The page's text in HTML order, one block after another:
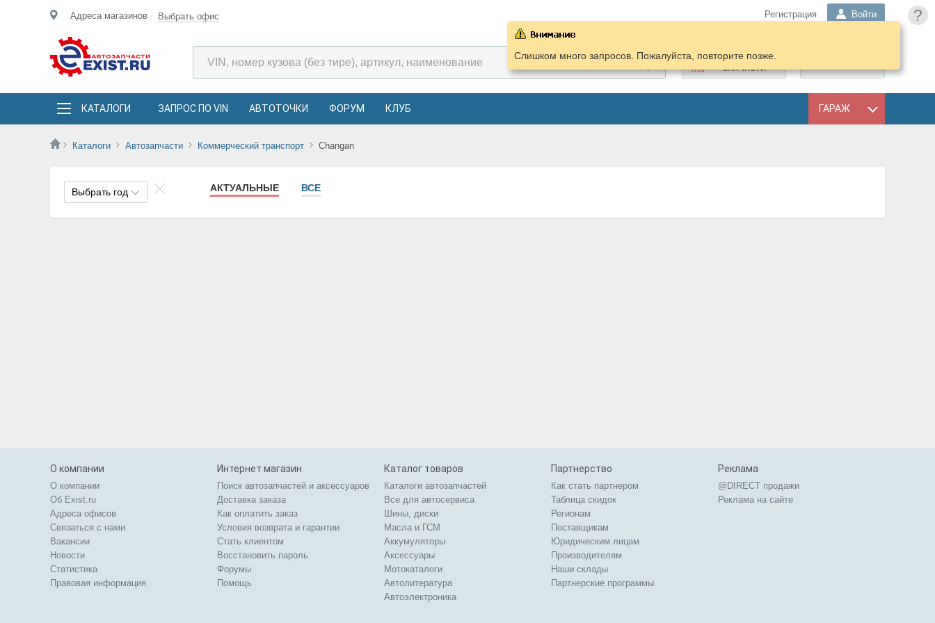
?
Адреса магазинов Выбрать офис Регистрация Войти
ПОДОБРАТЬ
ЗАПЧАСТИ
КАТАЛОГИ ЗАПРОС ПО VIN АВТОТОЧКИ ФОРУМ КЛУБ ГАРАЖ
Каталоги Автозапчасти Коммерческий транспорт Changan
Слишком много запросов. Пожалуйста, повторите позже.
Выбрать год АКТУАЛЬНЫЕ ВСЕ
О компании
О компании
Об Exist.ru
Адреса офисов
Связаться с нами
Вакансии
Новости
Статистика
Правовая информация
Интернет магазин
Поиск автозапчастей и аксессуаров
Доставка заказа
Как оплатить заказ
Условия возврата и гарантии
Стать клиентом
Восстановить пароль
Форумы
Помощь
Каталог товаров
Каталоги автозапчастей
Все для автосервиса
Шины, диски
Масла и ГСМ
Аккумуляторы
Аксессуары
Мотокаталоги
Автолитература
Автоэлектроника
Партнерство
Как стать партнером
Таблица скидок
Регионам
Поставщикам
Юридическим лицам
Производителям
Наши склады
Партнерские программы
Реклама
@DIRECT продажи
Реклама на сайте